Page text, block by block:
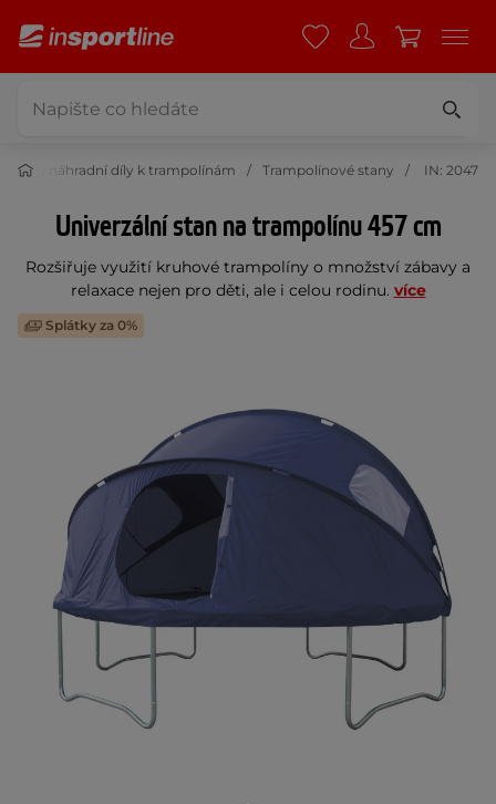
a náhradní díly k trampolínám Trampolínové stany IN: 2047
Univerzální stan na trampolínu 457 cm
Rozšiřuje využití kruhové trampolíny o množství zábavy a
relaxace nejen pro děti, ale i celou rodinu. více
Splátky za 0%